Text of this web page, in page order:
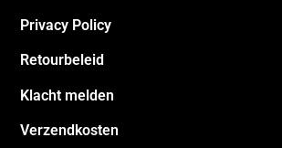
Privacy Policy
Retourbeleid
Klacht melden
Verzendkosten